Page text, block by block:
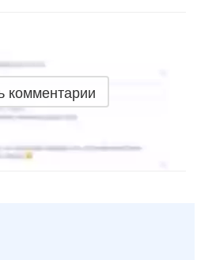
комментарии